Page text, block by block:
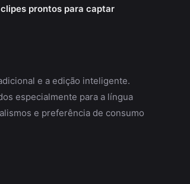
prontos para captar
e a edição inteligente.
especialmente para a língua
e preferência de consumo